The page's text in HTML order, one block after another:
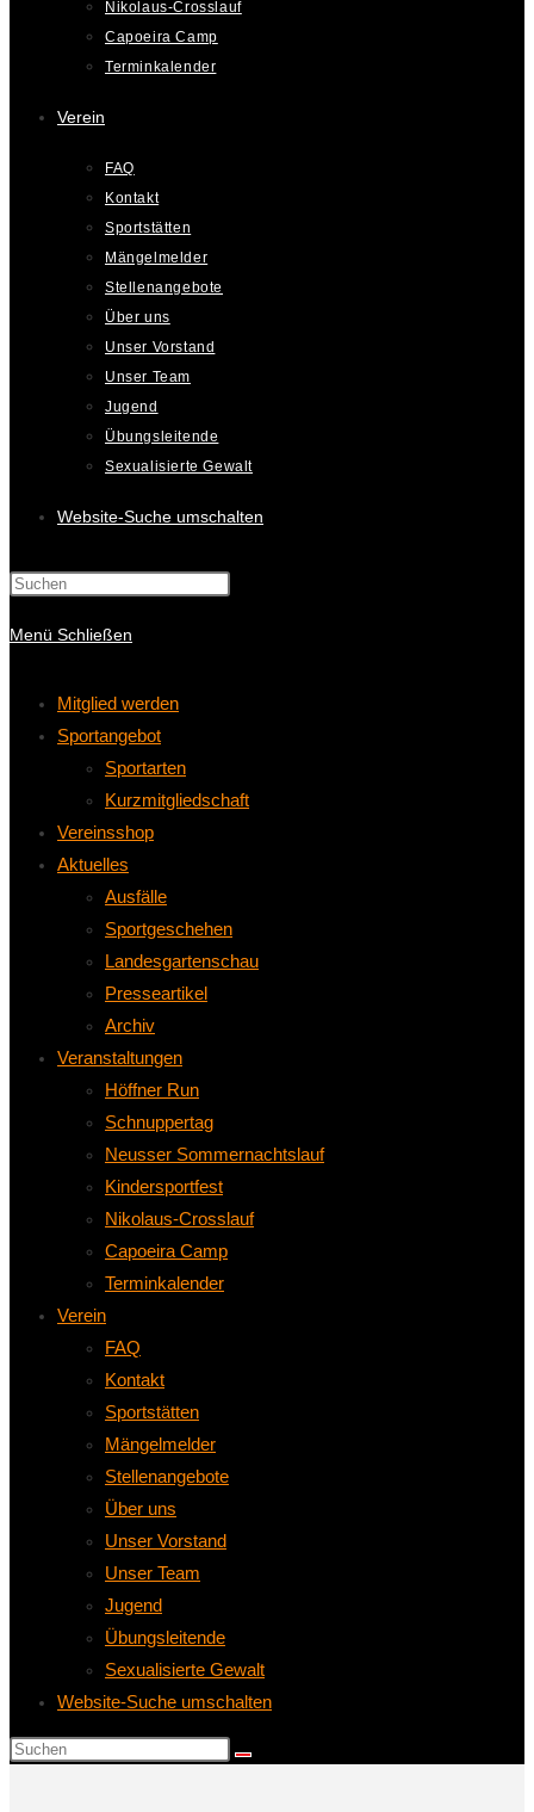
Nikolaus-Crosslauf
Capoeira Camp
Terminkalender
Verein
FAQ
Kontakt
Sportstätten
Mängelmelder
Stellenangebote
Über uns
Unser Vorstand
Unser Team
Jugend
Übungsleitende
Sexualisierte Gewalt
Website-Suche umschalten
Menü Schließen
Mitglied werden
Sportangebot
Sportarten
Kurzmitgliedschaft
Vereinsshop
Aktuelles
Ausfälle
Sportgeschehen
Landesgartenschau
Presseartikel
Archiv
Veranstaltungen
Höffner Run
Schnuppertag
Neusser Sommernachtslauf
Kindersportfest
Nikolaus-Crosslauf
Capoeira Camp
Terminkalender
Verein
FAQ
Kontakt
Sportstätten
Mängelmelder
Stellenangebote
Über uns
Unser Vorstand
Unser Team
Jugend
Übungsleitende
Sexualisierte Gewalt
Website-Suche umschalten